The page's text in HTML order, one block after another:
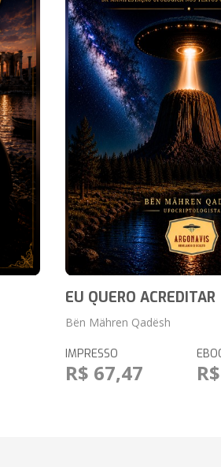
EU QUERO ACREDITAR
Bën Mähren Qadësh
IMPRESSO
R$ 67,47